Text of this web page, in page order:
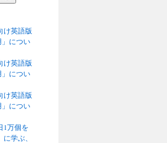
け英語版
」につい
け英語版
」につい
け英語版
」につい
1万個を
学ぶ、